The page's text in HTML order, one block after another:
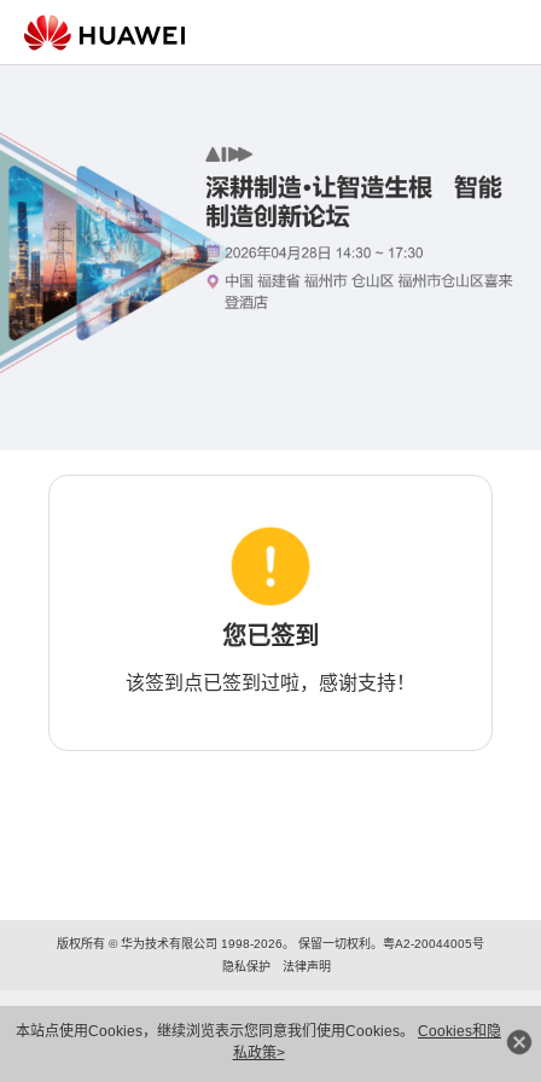
本站点使用Cookies，继续浏览表示您同意我们使用Cookies。 Cookies和隐
私政策>
您已签到
该签到点已签到过啦，感谢支持！
版权所有 © 华为技术有限公司 1998-2026。 保留一切权利。粤A2-20044005号
隐私保护
法律声明